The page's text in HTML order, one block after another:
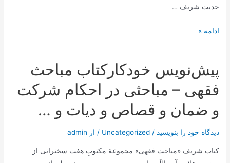
حدیث شریف …
مجموعه
جلدی
اسرار
ملکوت
الله
طهرانی
ادامه »
پیش‌نویس خودکارکتاب مباحث
فقهی – مباحثی در احکام شرکت
و ضمان و قصاص و دیات و …
دیدگاه‌ خود را بنویسید /
Uncategorized / از admin
کتاب شریف «مباحث فقهی» مجموعۀ مکتوبِ‌ هفت‌ سخنرانی از